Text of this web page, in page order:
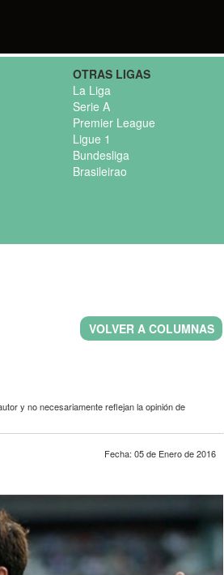
OTRAS LIGAS
La Liga
Serie A
Premier League
Ligue 1
Bundesliga
Brasileirao
VOLVER A COLUMNAS
y no necesariamente reflejan la opinión de
Fecha: 05 de Enero de 2016